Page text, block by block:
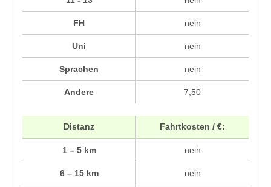
FH
Uni
Sprachen
Andere
nein
nein
nein
7,50
Distanz
1 – 5 km
6 – 15 km
Fahrtkosten / €:
nein
nein